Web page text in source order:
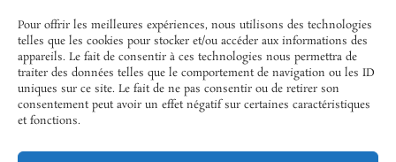
Pour offrir les meilleures expériences, nous utilisons des technologies
telles que les cookies pour stocker et/ou accéder aux informations des
appareils. Le fait de consentir à ces technologies nous permettra de
traiter des données telles que le comportement de navigation ou les ID
uniques sur ce site. Le fait de ne pas consentir ou de retirer son
consentement peut avoir un effet négatif sur certaines caractéristiques
et fonctions.
5 rue des
Colonnes
du Trône |
75012 Paris
Tél.: +33 1
43 22 33 33
INCONTOURNABLES
SFC
Cardio-
Online
Cardiogen
cookies
marketing et
activer ce
contenu